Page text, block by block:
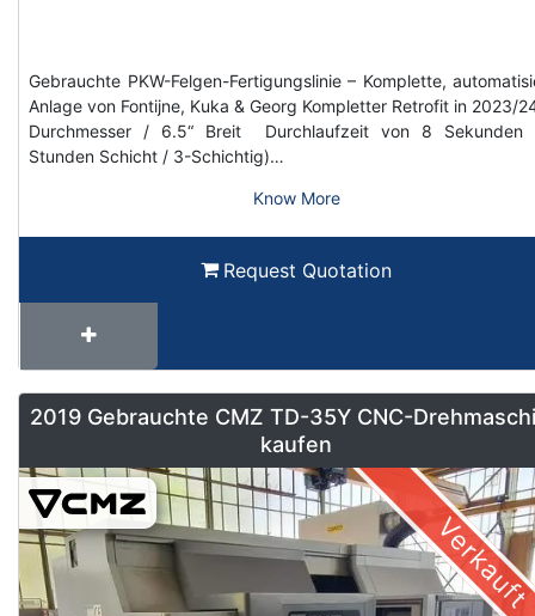
Gebrauchte PKW-Felgen-Fertigungslinie – Komplette,
Anlage von Fontijne, Kuka & Georg Kompletter Retrofit in 2023/
Durchmesser / 6.5“ Breit Durchlaufzeit von 8 Sekunden
Stunden Schicht / 3-Schichtig)…
Know More
Request Quotation
2019 Gebrauchte CMZ TD-35Y CNC-
kaufen
Verkauft